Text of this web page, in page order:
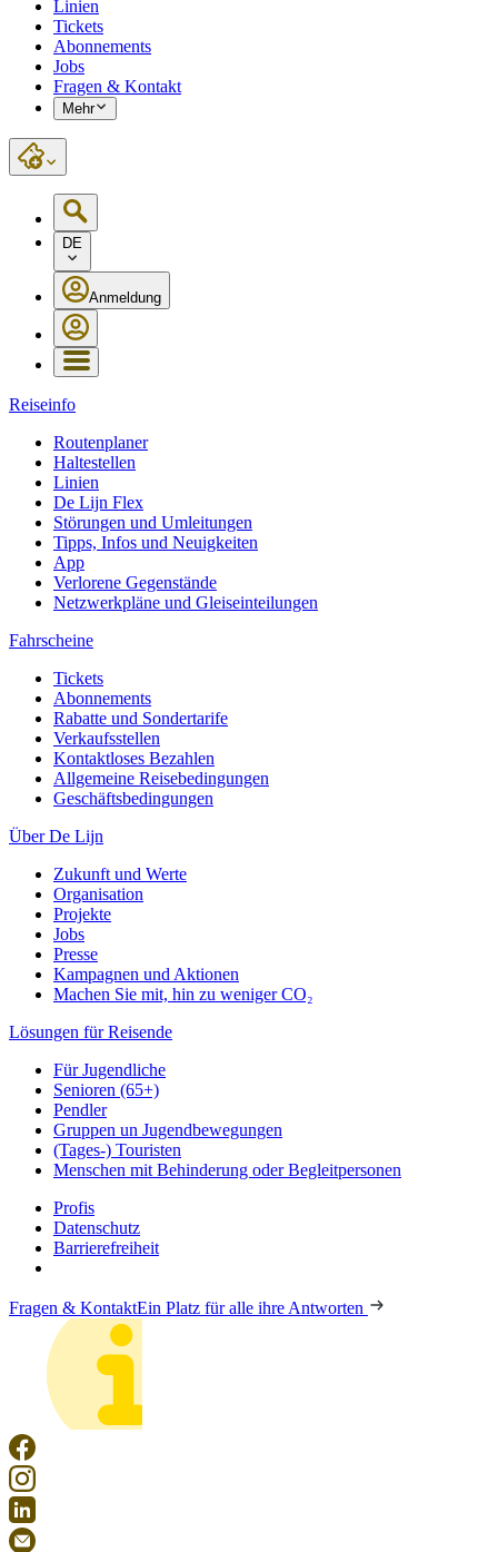
Linien
Tickets
Abonnements
Jobs
Fragen & Kontakt
Mehr
DE
Anmeldung
Reiseinfo
Routenplaner
Haltestellen
Linien
De Lijn Flex
Störungen und Umleitungen
Tipps, Infos und Neuigkeiten
App
Verlorene Gegenstände
Netzwerkpläne und Gleiseinteilungen
Fahrscheine
Tickets
Abonnements
Rabatte und Sondertarife
Verkaufsstellen
Kontaktloses Bezahlen
Allgemeine Reisebedingungen
Geschäftsbedingungen
Über De Lijn
Zukunft und Werte
Organisation
Projekte
Jobs
Presse
Kampagnen und Aktionen
Machen Sie mit, hin zu weniger CO₂
Lösungen für Reisende
Für Jugendliche
Senioren (65+)
Pendler
Gruppen un Jugendbewegungen
(Tages-) Touristen
Menschen mit Behinderung oder Begleitpersonen
Profis
Datenschutz
Barrierefreiheit
Fragen & KontaktEin Platz für alle ihre Antworten